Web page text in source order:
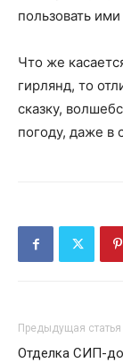
пользовать
Что же
гирлянд, то
сказку,
погоду, даже в
Предыдущая статья
Отделка СИП-